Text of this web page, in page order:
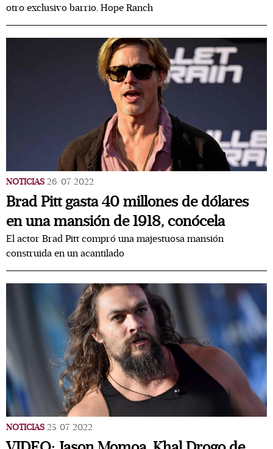
otro exclusivo barrio, Hope Ranch
NOTICIAS 26/07/2022
Brad Pitt gasta 40 millones de dólares
en una mansión de 1918, conócela
El actor Brad Pitt compró una majestuosa mansión
construida en un acantilado
NOTICIAS 25/07/2022